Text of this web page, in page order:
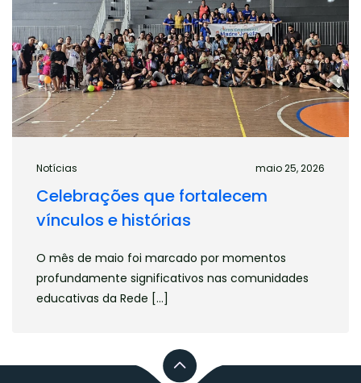
Centro Educacional Madre Josefa
Centro Educacional Madre Josefa
Rua: Ivurarema n° 339 – Inhaúma
CEP: 20766-120 – Rio de Janeiro – RJ
Celular:(21) 96938-0004
Email: diretoria.educacional@cemjrj.com.br
INSTAGRAM VISITE A PÁGINA
maio 25, 2026
Notícias
Celebrações que fortalecem
vínculos e histórias
O mês de maio foi marcado por momentos
profundamente significativos nas comunidades
educativas da Rede […]